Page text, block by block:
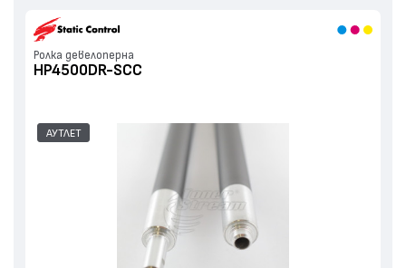
Ролка девелоперна
HP4500DR-SCC
АУТЛЕТ